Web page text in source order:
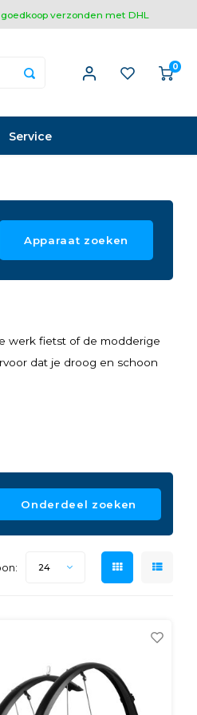
verzonden met DHL
0
Service
Apparaat zoeken
werk fietst of de modderige
dat je droog en schoon
Onderdeel zoeken
24